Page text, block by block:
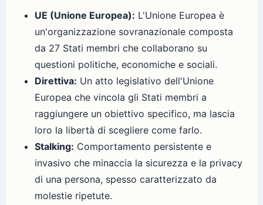
UE (Unione Europea): L'Unione Europea è
un'organizzazione sovranazionale composta
da 27 Stati membri che collaborano su
questioni politiche, economiche e sociali.
Direttiva: Un atto legislativo dell'Unione
Europea che vincola gli Stati membri a
raggiungere un obiettivo specifico, ma lascia
loro la libertà di scegliere come farlo.
Stalking: Comportamento persistente e
invasivo che minaccia la sicurezza e la privacy
di una persona, spesso caratterizzato da
molestie ripetute.